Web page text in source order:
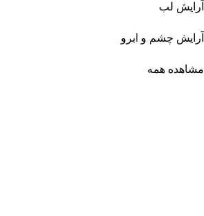
آرایش لب
آرایش چشم و ابرو
مشاهده همه